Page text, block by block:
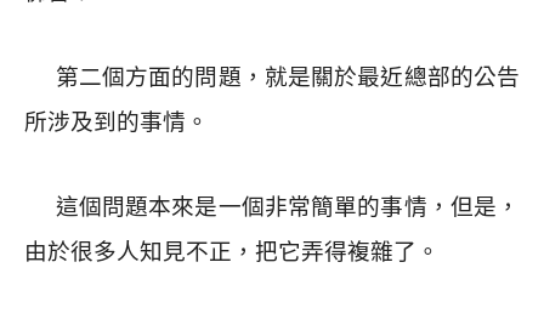
第二個方面的問題，就是關於最近總部的公告
所涉及到的事情。
這個問題本來是一個非常簡單的事情，但是，
由於很多人知見不正，把它弄得複雜了。